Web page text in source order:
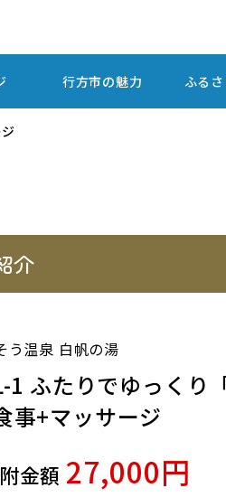
行方市の魅力 ふる
介
う温泉 白帆の湯
1 ふたりでゆっくり
事+マッサージ
金額 27,000円